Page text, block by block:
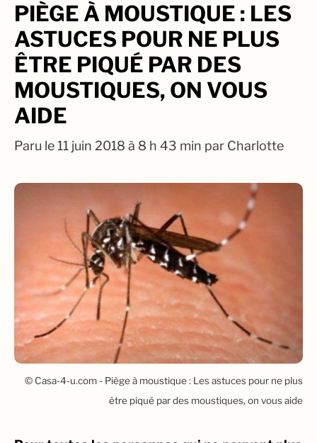
PIÈGE À MOUSTIQUE : LES
ASTUCES POUR NE PLUS
ÊTRE PIQUÉ PAR DES
MOUSTIQUES, ON VOUS
AIDE
Paru le 11 juin 2018 à 8 h 43 min par Charlotte
© Casa-4-u.com - Piège à moustique : Les astuces pour ne plus
être piqué par des moustiques, on vous aide